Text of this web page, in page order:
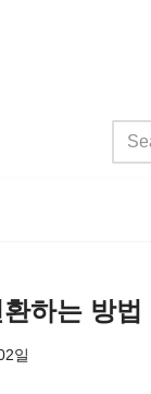
하는 방법
일